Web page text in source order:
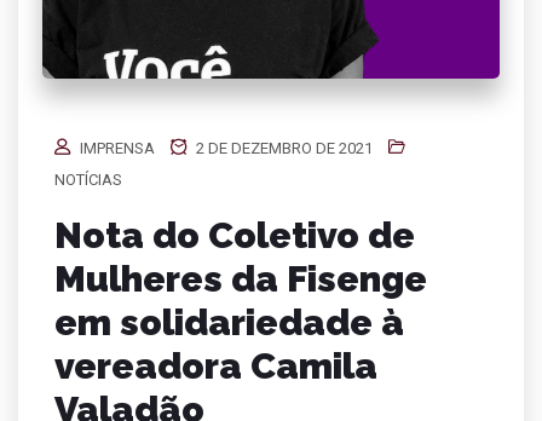
IMPRENSA
2 DE DEZEMBRO DE 2021
NOTÍCIAS
Nota do Coletivo de
Mulheres da Fisenge
em solidariedade à
vereadora Camila
Valadão